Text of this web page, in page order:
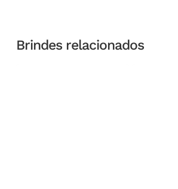
Brindes relacionados